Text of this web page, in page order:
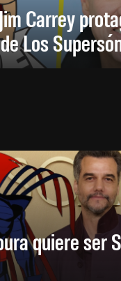
Carrey
Los
quiere ser